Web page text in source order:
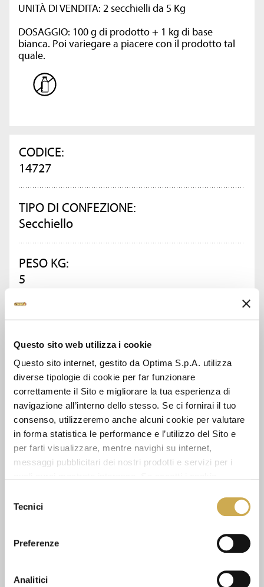
Questo sito web utilizza i cookie
Questo sito internet, gestito da Optima S.p.A. utilizza
diverse tipologie di cookie per far funzionare
correttamente il Sito e migliorare la tua esperienza di
navigazione all’interno dello stesso. Se ci fornirai il tuo
consenso, utilizzeremo anche alcuni cookie per valutare
in forma statistica le performance e l’utilizzo del Sito e
per farti visualizzare, mentre navighi su internet,
messaggi pubblicitari dei nostri prodotti e servizi per i
delTecnici
Preferenze
Analitici
UNITÀ DI VENDITA: 2 secchielli da 5 Kg
DOSAGGIO: 100 g di prodotto + 1 kg di base
bianca. Poi variegare a piacere con il prodotto tal
quale.
CODICE:
14727
TIPO DI CONFEZIONE:
Secchiello
PESO KG:
5
CONFEZIONI PER CARTONE:
CHIEDI INFORMAZIONI